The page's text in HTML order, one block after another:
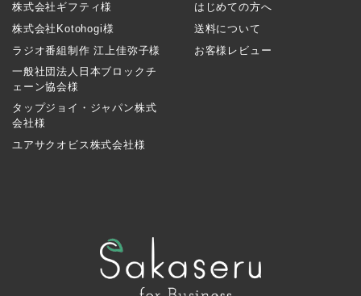
株式会社ギフティ様
株式会社Kotohogi様
ラジオ番組制作 江上佳弥子様
一般社団法人日本ブロックチ
ェーン協会様
タップジョイ・ジャパン株式
会社様
ユアサクオビス株式会社様
はじめての方へ
送料について
お客様レビュー